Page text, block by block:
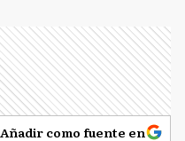
Añadir como fuente en